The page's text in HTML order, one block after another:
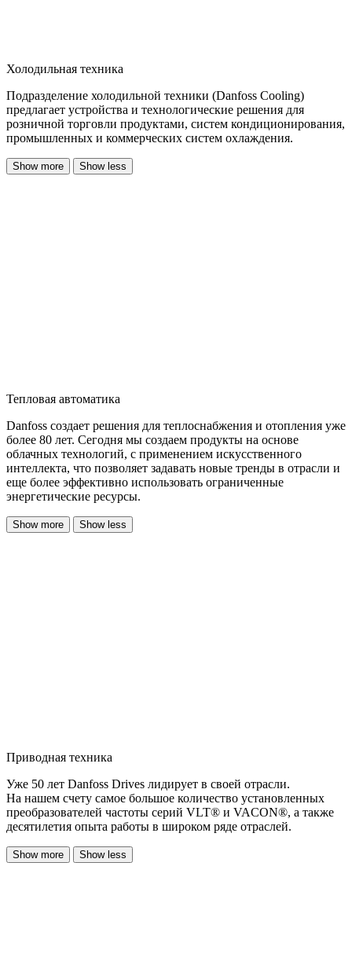
Холодильная техника
Подразделение холодильной техники (Danfoss Cooling)
предлагает устройства и технологические решения для
розничной торговли продуктами, систем кондиционирования,
промышленных и коммерческих систем охлаждения.
Show more Show less
Тепловая автоматика
Danfoss создает решения для теплоснабжения и отопления уже
более 80 лет. Сегодня мы создаем продукты на основе
облачных технологий, с применением искусственного
интеллекта, что позволяет задавать новые тренды в отрасли и
еще более эффективно использовать ограниченные
энергетические ресурсы.
Show more Show less
Приводная техника
Уже 50 лет Danfoss Drives лидирует в своей отрасли.
На нашем счету самое большое количество установленных
преобразователей частоты серий VLT® и VACON®, а также
десятилетия опыта работы в широком ряде отраслей.
Show more Show less